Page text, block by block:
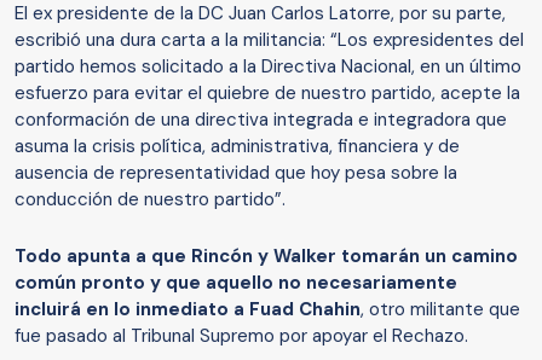
El ex presidente de la DC Juan Carlos Latorre, por su parte,
escribió una dura carta a la militancia: “Los expresidentes del
partido hemos solicitado a la Directiva Nacional, en un último
esfuerzo para evitar el quiebre de nuestro partido, acepte la
conformación de una directiva integrada e integradora que
asuma la crisis política, administrativa, financiera y de
ausencia de representatividad que hoy pesa sobre la
conducción de nuestro partido”.
Todo apunta a que Rincón y Walker tomarán un camino
común pronto y que aquello no necesariamente
incluirá en lo inmediato a Fuad Chahin, otro militante que
fue pasado al Tribunal Supremo por apoyar el Rechazo.